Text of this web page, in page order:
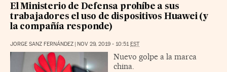
El Ministerio de Defensa prohíbe a sus
trabajadores el uso de dispositivos Huawei (y
la compañía responde)
JORGE SANZ FERNÁNDEZ NOV 29, 2019 - 10:51 EST
Nuevo golpe a la marca
china.